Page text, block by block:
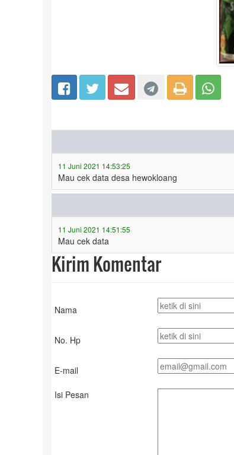
11 Juni 2021 14:53:25
Mau cek data desa hewokloang
11 Juni 2021 14:51:55
Mau cek data
Kirim Komentar
Nama
No. Hp
E-mail
Isi Pesan